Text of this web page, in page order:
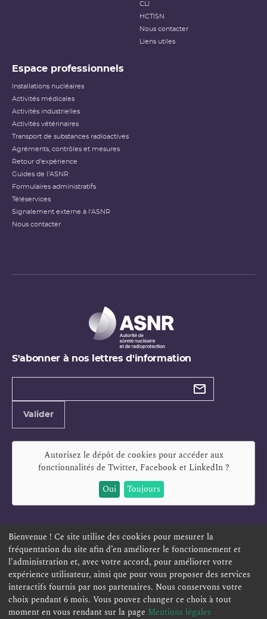
CLI
HCTISN
Nous contacter
Liens utiles
Espace professionnels
Installations nucléaires
Activités médicales
Activités industrielles
Activités vétérinaires
Transport de substances radioactives
Agréments, contrôles et mesures
Retour d'expérience
Guides de l'ASNR
Formulaires administratifs
Téléservices
Signalement externe à l'ASNR
Nous contacter
S'abonner à nos lettres d'information
Types de
Valider
Autorisez le dépôt de cookies pour accéder aux
fonctionnalités de Twitter, Facebook et LinkedIn?
Oui
Toujours
ESPACE PERSONNEL OFFRES D'EMPLOI SIGNALEMENT
TÉLÉSERVICES PLAN DU SITE
ACCESSIBILITÉ POLITIQUE DE CONFIDENTIALITÉ
MENTIONS LÉGALES CONTACT
Bienvenue ! Ce site utilise des cookies pour mesurer la
fréquentation du site afin d’en améliorer le fonctionnement et
l’administration et, avec votre accord, pour améliorer votre
expérience utilisateur, ainsi que pour vous proposer des services
interactifs fournis par nos partenaires. Nous conservons votre
choix pendant 6 mois. Vous pouvez changer ce choix à tout
moment en vous rendant sur la page Mentions légales